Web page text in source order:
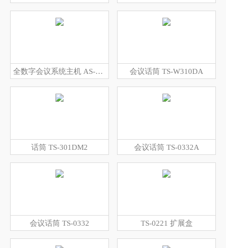
全数字会议系统主机 AS-6500M 会议话筒 TS-W310DA
话筒 TS-301DM2 会议话筒 TS-0332A
会议话筒 TS-0332 TS-0221 扩展盒